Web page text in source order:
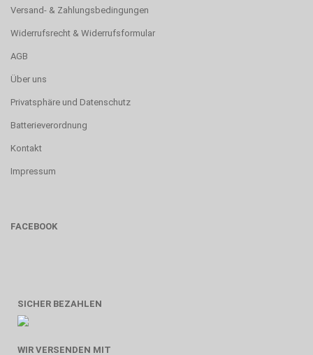
Versand- & Zahlungsbedingungen
Widerrufsrecht & Widerrufsformular
AGB
Über uns
Privatsphäre und Datenschutz
Batterieverordnung
Kontakt
Impressum
FACEBOOK
SICHER BEZAHLEN
WIR VERSENDEN MIT